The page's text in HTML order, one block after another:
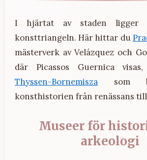
I hjärtat av staden ligger
konsttriangeln. Här hittar du
mästerverk av Velázquez och
där Picassos Guernica
Thyssen-Bornemisza som
konsthistorien från renässans
Museer för
arkeologi